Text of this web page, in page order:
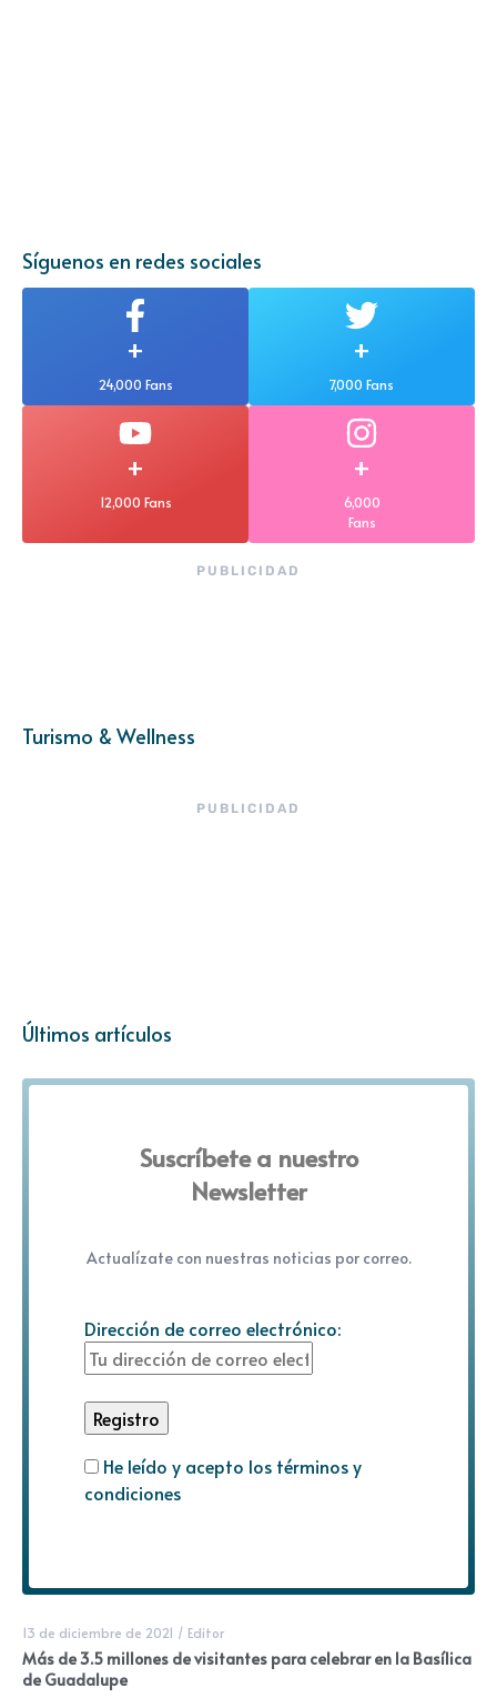
Síguenos en redes sociales
+
24,000 Fans
+
7,000 Fans
+
12,000 Fans
+
6,000
Fans
PUBLICIDAD
Turismo & Wellness
PUBLICIDAD
Últimos artículos
Suscríbete a nuestro
Newsletter
Actualízate con nuestras noticias por correo.
Dirección de correo electrónico:
He leído y acepto los términos y
condiciones
13 de diciembre de 2021 / Editor
Más de 3.5 millones de visitantes para celebrar en la Basílica
de Guadalupe